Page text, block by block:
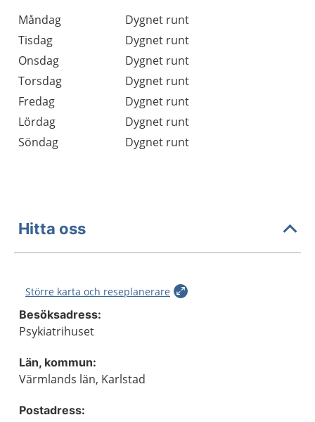
Dag
Öppettider
Kommentarer
Måndag
Dygnet runt
Tisdag
Dygnet runt
Onsdag
Dygnet runt
Torsdag
Dygnet runt
Fredag
Dygnet runt
Lördag
Dygnet runt
Söndag
Dygnet runt
Hitta oss
Större karta och reseplanerare
Besöksadress:
Psykiatrihuset
Län, kommun:
Värmlands län, Karlstad
Postadress: